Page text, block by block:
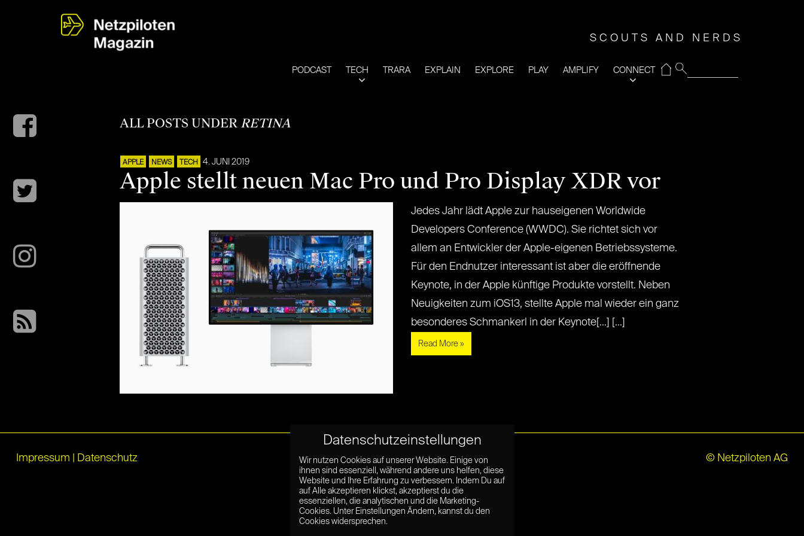
SCOUTS AND NERDS
PODCAST TECH TRARA EXPLAIN EXPLORE PLAY AMPLIFY CONNECT
⌂
ALL POSTS UNDER RETINA
APPLE NEWS TECH 4. JUNI 2019
Apple stellt neuen Mac Pro und Pro Display XDR vor
Jedes Jahr lädt Apple zur hauseigenen Worldwide
Developers Conference (WWDC). Sie richtet sich vor
allem an Entwickler der Apple-eigenen Betriebssysteme.
Für den Endnutzer interessant ist aber die eröffnende
Keynote, in der Apple künftige Produkte vorstellt. Neben
Neuigkeiten zum iOS13, stellte Apple mal wieder ein ganz
besonderes Schmankerl in der Keynote[...] [...]
Read More »
Impressum Datenschutz © Netzpiloten AG
Datenschutzeinstellungen
Wir nutzen Cookies auf unserer Website. Einige von
ihnen sind essenziell, während andere uns helfen, diese
Website und Ihre Erfahrung zu verbessern. Indem Du auf
auf Alle akzeptieren klickst, akzeptierst du die
essenziellen, die analytischen und die Marketing-
Cookies. Unter Einstellungen Ändern, kannst du den
Cookies widersprechen.